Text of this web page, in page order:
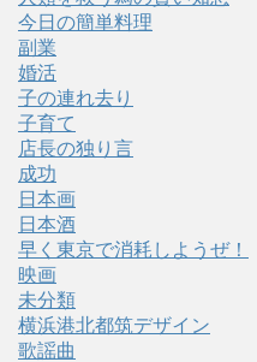
今日の簡単料理
副業
婚活
子の連れ去り
子育て
店長の独り言
成功
日本画
日本酒
早く東京で消耗しようぜ！
映画
未分類
横浜港北都筑デザイン
歌謡曲